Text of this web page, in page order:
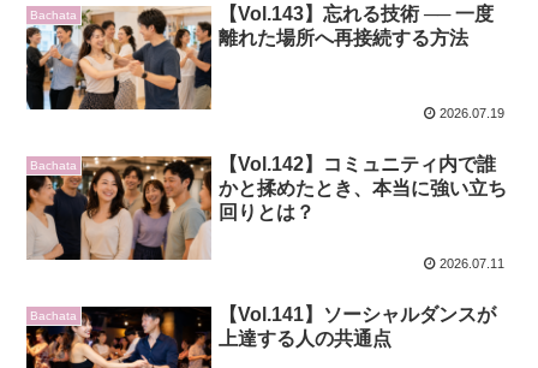
Bachata
【Vol.143】忘れる技術 ── 一度
離れた場所へ再接続する方法
2026.07.19
Bachata
【Vol.142】コミュニティ内で誰
かと揉めたとき、本当に強い立ち
回りとは？
2026.07.11
Bachata
【Vol.141】ソーシャルダンスが
上達する人の共通点